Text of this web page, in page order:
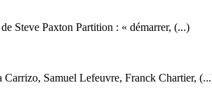
Steve Paxton Partition : « démarrer, (...)
Samuel Lefeuvre, Franck Chartier,